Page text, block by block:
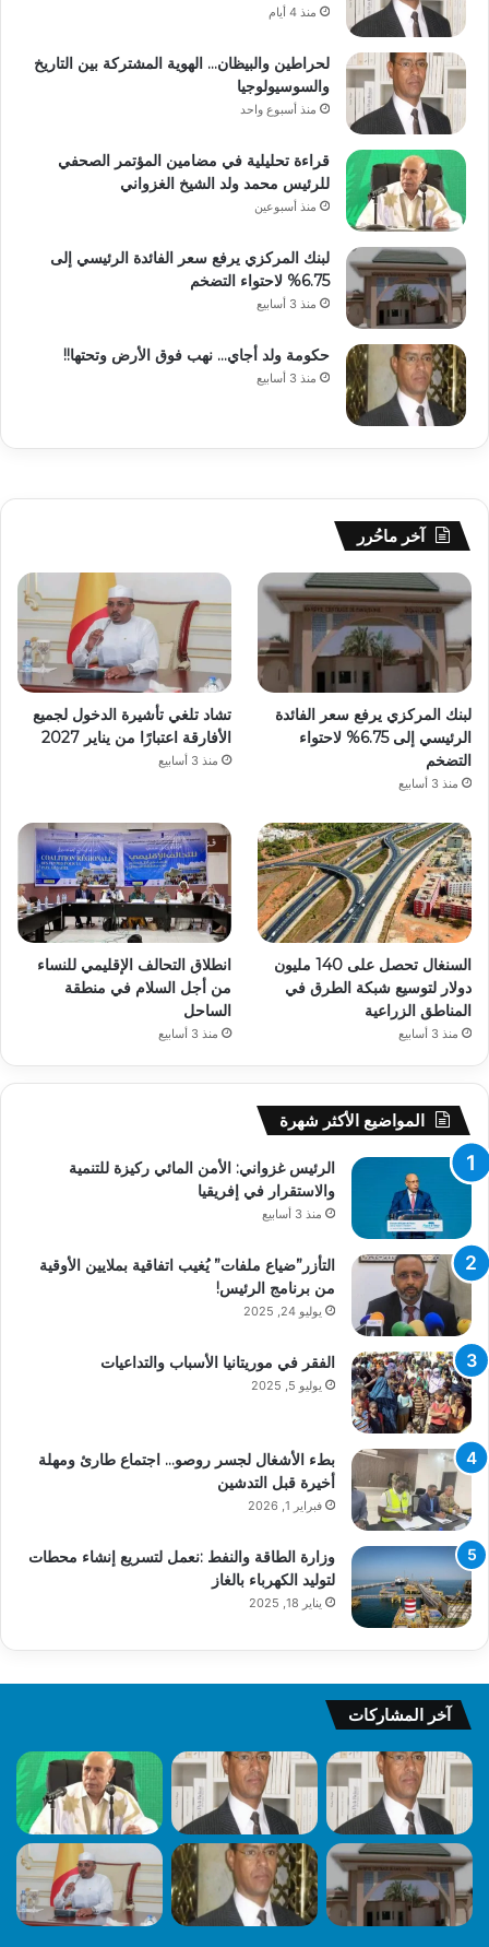
منذ 4 أيام
لحراطين والبيظان… الهوية المشتركة بين التاريخ
والسوسيولوجيا
منذ أسبوع واحد
قراءة تحليلية في مضامين المؤتمر الصحفي
للرئيس محمد ولد الشيخ الغزواني
منذ أسبوعين
لبنك المركزي يرفع سعر الفائدة الرئيسي إلى
6.75% لاحتواء التضخم
منذ 3 أسابيع
حكومة ولد أجاي… نهب فوق الأرض وتحتها!!
منذ 3 أسابيع
آخر ماحُرر
لبنك المركزي يرفع سعر الفائدة
الرئيسي إلى 6.75% لاحتواء
التضخم
منذ 3 أسابيع
تشاد تلغي تأشيرة الدخول لجميع
الأفارقة اعتبارًا من يناير 2027
منذ 3 أسابيع
السنغال تحصل على 140 مليون
دولار لتوسيع شبكة الطرق في
المناطق الزراعية
منذ 3 أسابيع
انطلاق التحالف الإقليمي للنساء
من أجل السلام في منطقة
الساحل
منذ 3 أسابيع
المواضيع الأكثر شهرة
الرئيس غزواني: الأمن المائي ركيزة للتنمية
والاستقرار في إفريقيا
منذ 3 أسابيع
التأزر”ضياع ملفات” يُغيب اتفاقية بملايين الأوقية
من برنامج الرئيس!
يوليو 24, 2025
الفقر في موريتانيا الأسباب والتداعيات
يوليو 5, 2025
بطء الأشغال لجسر روصو… اجتماع طارئ ومهلة
أخيرة قبل التدشين
فبراير 1, 2026
وزارة الطاقة والنفط :نعمل لتسريع إنشاء محطات
لتوليد الكهرباء بالغاز
يناير 18, 2025
آخر المشاركات